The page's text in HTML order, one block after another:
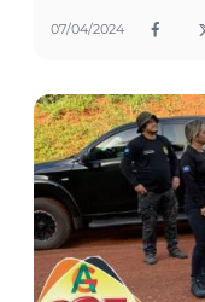
07/04/2024